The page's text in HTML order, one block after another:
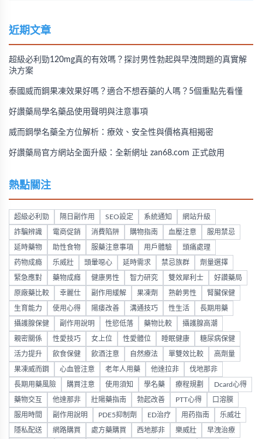
近期文章
超級必利勁120mg真的有效嗎？探討男性勃起與早洩問題的真實解
決方案
泰國威而鋼果凍效果好嗎？適合不想吞藥的人嗎？5個重點先看懂
好讚藥局學名藥品使用聲明與注意事項
威而鋼學名藥全方位解析：療效、安全性與價格真相揭密
好讚藥局官方網站全面升級：全新網址 zan68.com 正式啟用
熱點關注
超級必利勁 隔日副作用 SEO設定 系統通知 網站升級
詐騙辨識 電商促銷 消費陷阱 購物指南 血壓注意 服用禁忌
延時藥物 助性食物 服藥注意事項 用戶體驗 頭痛處理
药物成瘾 乐威壯 頭暈噁心 延時需求 禁忌族群 劑量選擇
緊急應對 藥物成癮 健康男性 智力研究 雙效犀利士 好讚藥局
原廠藥比較 幸麗仕 副作用緩解 果凍劑 熟齡男性 腎臟保健
生育能力 使用心得 陽痿改善 溝通技巧 性生活 長期用藥
攝護腺保健 副作用說明 性慾低落 藥物比較 攝護腺高潮
親密關係 性愛技巧 女上位 性愛體位 睡眠健康 糖尿病保健
活力提升 飲食保健 飲酒注意 自然療法 單雙效比較 高劑量
果凍威而鋼 心血管注意 老年人用藥 他達拉非 伐地那非
長期用藥風險 購買注意 使用須知 學名藥 療程規劃 Dcard心得
藥物交互 他達那非 壯陽藥指南 勃起改善 PTT心得 口溶膜
服用時間 副作用說明 PDE5抑制劑 ED治疗 用药指南 乐威壮
隱私配送 網路購買 處方藥購買 西地那非 樂威壯 早洩治療